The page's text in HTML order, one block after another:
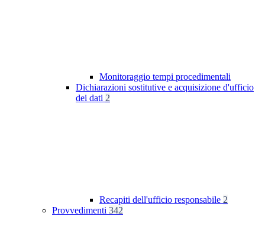
Monitoraggio tempi procedimentali
Dichiarazioni sostitutive e acquisizione d'ufficio
dei dati 2
Recapiti dell'ufficio responsabile 2
Provvedimenti 342